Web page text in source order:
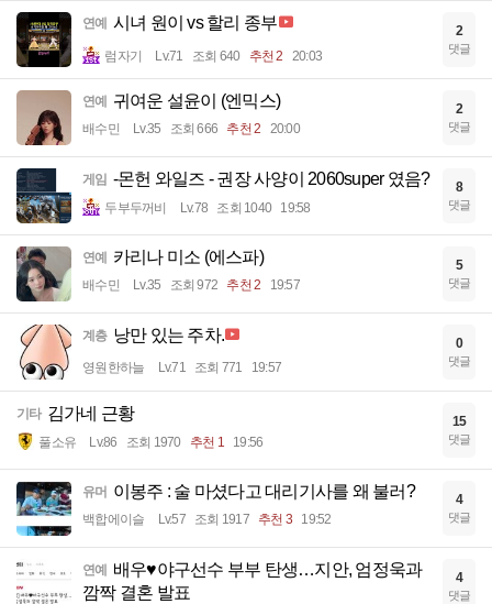
연예 시녀 원이 vs 할리 종부
럼자기 Lv.71 조회 640 추천 2 20:03
2
댓글
연예 귀여운 설윤이 (엔믹스)
배수민 Lv.35 조회 666 추천 2 20:00
2
댓글
게임 -몬헌 와일즈 - 권장 사양이 2060super 였음?
두부두꺼비 Lv.78 조회 1040 19:58
8
댓글
연예 카리나 미소 (에스파)
배수민 Lv.35 조회 972 추천 2 19:57
5
댓글
계층 낭만 있는 주차.
영원한하늘 Lv.71 조회 771 19:57
0
댓글
기타 김가네 근황
풀소유 Lv.86 조회 1970 추천 1 19:56
15
댓글
유머 이봉주 : 술 마셨다고 대리기사를 왜 불러?
백합에이슬 Lv.57 조회 1917 추천 3 19:52
4
댓글
연예
배우♥야구선수 부부 탄생…지안, 엄정욱과
깜짝 결혼 발표
4
댓글